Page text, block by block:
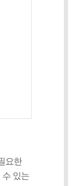
요한
수 있는